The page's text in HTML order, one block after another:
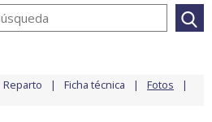
Reparto Ficha técnica Fotos